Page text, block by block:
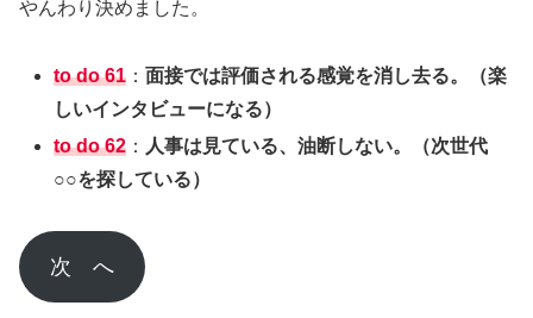
やんわり決めました。
to do 61 ：面接では評価される感覚を消し去る。（楽
しいインタビューになる）
to do 62 ： 人事は見ている、油断しない。（次世代
○○を探している）
次 へ